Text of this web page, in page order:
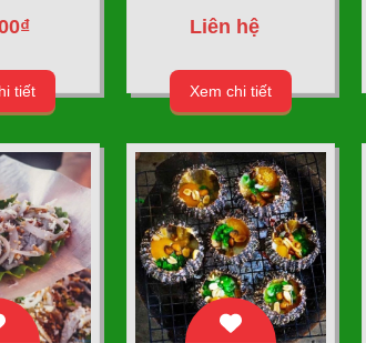
tiết
Liên hệ
Xem chi tiết